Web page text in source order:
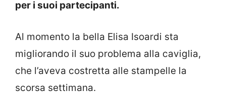
per i suoi partecipanti.
Al momento la bella Elisa Isoardi sta
migliorando il suo problema alla caviglia,
che l’aveva costretta alle stampelle la
scorsa settimana.